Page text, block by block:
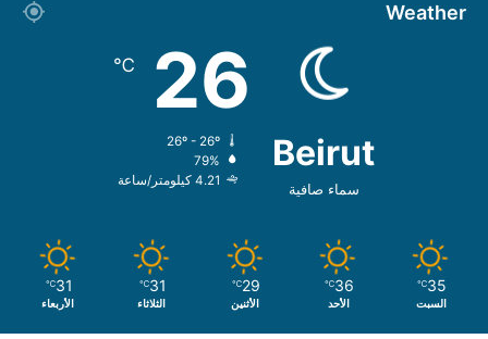
Weather
Beirut
سماء صافية
26
℃
79%
4.21 كيلومتر/ساعة
35
℃
السبت
36
℃
الأحد
29
℃
الأثنين
31
℃
الثلاثاء
31
℃
الأربعاء